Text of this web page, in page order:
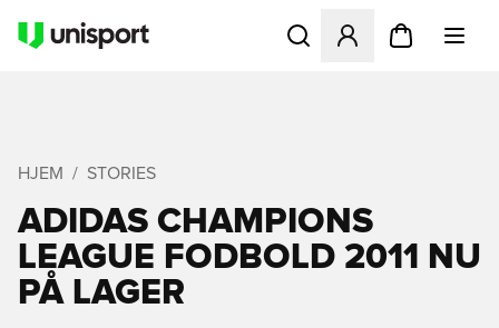
Åbner en Modal til at
HJEM STORIES
ADIDAS CHAMPIONS
LEAGUE FODBOLD 2011 NU
PÅ LAGER